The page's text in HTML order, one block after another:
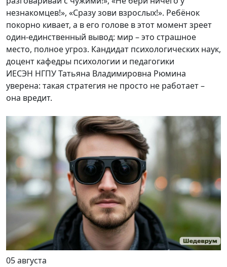
незнакомцев!», «Сразу зови взрослых!». Ребёнок
покорно кивает, а в его голове в этот момент зреет
один-единственный вывод: мир – это страшное
место, полное угроз. Кандидат психологических наук,
доцент кафедры психологии и педагогики
ИЕСЭН НГПУ Татьяна Владимировна Рюмина
уверена: такая стратегия не просто не работает –
она вредит.
05 августа